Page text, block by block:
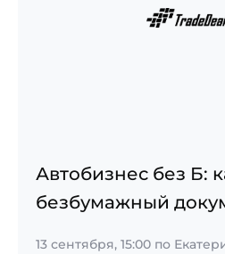
Автобизнес без Б:
безбумажный
13 сентября, 15:00 по